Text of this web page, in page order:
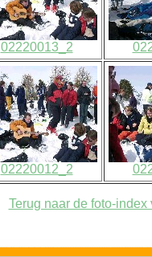
02220013_2
02220012_2
Terug naar de foto-